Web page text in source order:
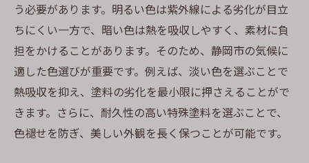
う必要があります。明るい色は紫外線による劣化が目立
ちにくい一方で、暗い色は熱を吸収しやすく、素材に負
担をかけることがあります。そのため、静岡市の気候に
適した色選びが重要です。例えば、淡い色を選ぶことで
熱吸収を抑え、塗料の劣化を最小限に押さえることがで
きます。さらに、耐久性の高い特殊塗料を選ぶことで、
色褪せを防ぎ、美しい外観を長く保つことが可能です。